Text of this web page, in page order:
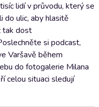
lidí v průvodu, který se
do ulic, aby hlasitě
tak dost
si podcast,
Varšavě během
do fotogalerie Milana
celou situaci sledují